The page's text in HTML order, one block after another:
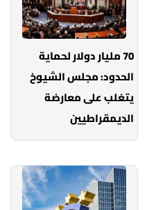
70 مليار دولار لحماية
الحدود: مجلس الشيوخ
يتغلب على معارضة
الديمقراطيين